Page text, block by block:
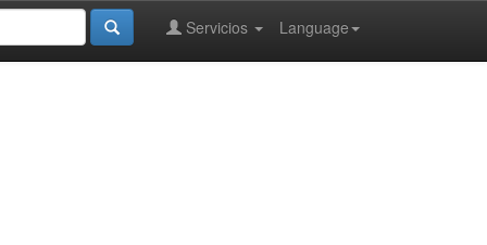
Language
Servicios